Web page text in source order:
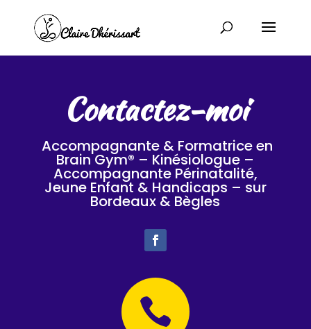
Contactez-moi
Accompagnante & Formatrice en
Brain Gym® – Kinésiologue –
Accompagnante Périnatalité,
Jeune Enfant & Handicaps – sur
Bordeaux & Bègles
